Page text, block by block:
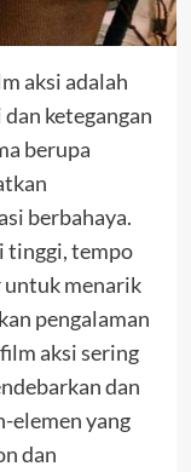
aksi adalah
ketegangan
berupa
berbahaya.
tinggi, tempo
untuk menarik
pengalaman
aksi sering
dan
elemen yang
dan